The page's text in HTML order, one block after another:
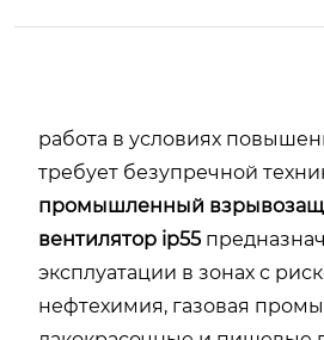
работа в условиях
требует безупречной
промышленный
вентилятор ip55
эксплуатации в зонах с
нефтехимия, газовая